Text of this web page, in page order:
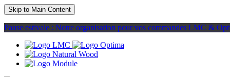
Skip to Main Content
Pause estivale : Notre organisation pour vos commandes LMC &